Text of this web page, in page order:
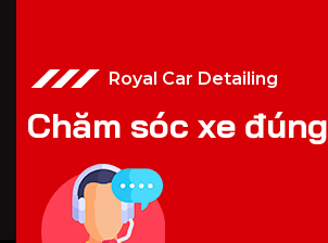
Royal Car Detailing
Chăm sóc xe đúng